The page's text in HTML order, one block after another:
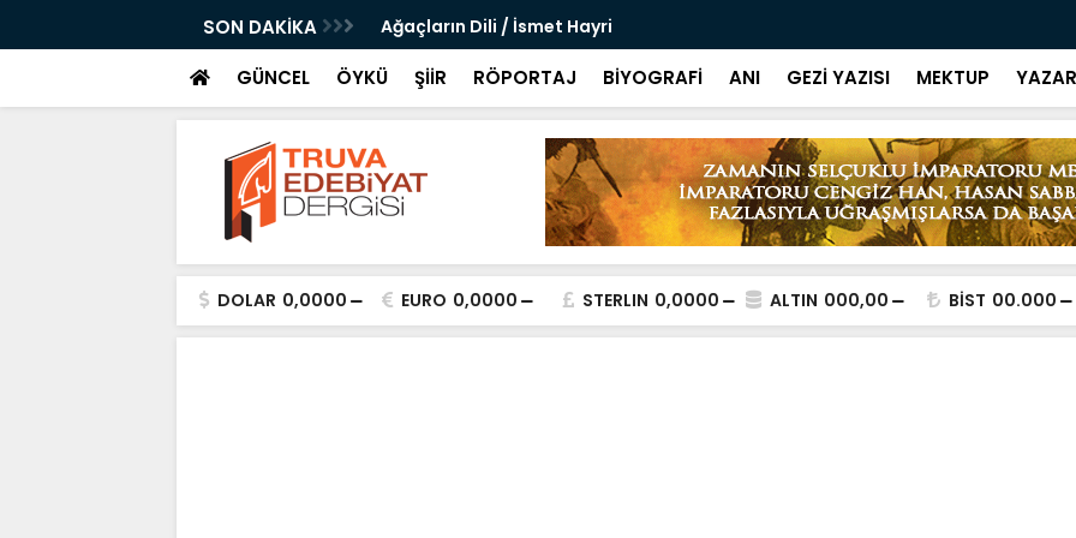
SON DAKİKA
Şubat Kara Gece Şiirine Dair / Suna Ağaçların Dili / İsmet Hayri Bir Kitap:
GÜNCEL ÖYKÜ ŞİİR RÖPORTAJ BİYOGRAFİ ANI GEZİ YAZISI MEKTUP
DOLAR 0,0000 EURO 0,0000 STERLIN 0,0000 ALTIN 000,00 BİST 00.000